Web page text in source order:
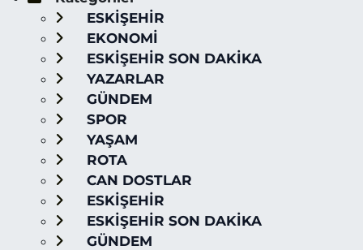
ESKİŞEHİR
EKONOMİ
ESKİŞEHİR SON DAKİKA
YAZARLAR
GÜNDEM
SPOR
YAŞAM
ROTA
CAN DOSTLAR
ESKİŞEHİR
ESKİŞEHİR SON DAKİKA
GÜNDEM